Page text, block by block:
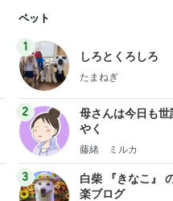
ペット
1
しろとくろしろ
たまねぎ
2
母さんは今日も世
やく
藤緒 ミルカ
3
白柴 『きなこ』
楽ブログ